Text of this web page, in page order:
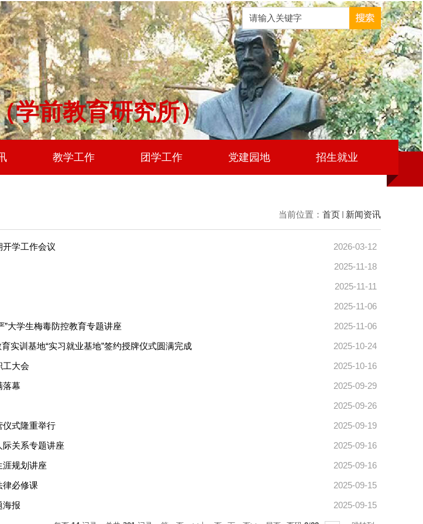
学前教育研究所）
教学工作 团学工作 党建园地 招生就业
当前位置： 首页 新闻资讯
学工作会议
2026-03-12
2025-11-18
2025-11-11
2025-11-06
大学生梅毒防控教育专题讲座
2025-11-06
实训基地“实习就业基地”签约授牌仪式圆满完成
2025-10-24
工大会
2025-10-16
落幕
2025-09-29
2025-09-26
仪式隆重举行
2025-09-19
关系专题讲座
2025-09-16
涯规划讲座
2025-09-16
律必修课
2025-09-15
海报
2025-09-15